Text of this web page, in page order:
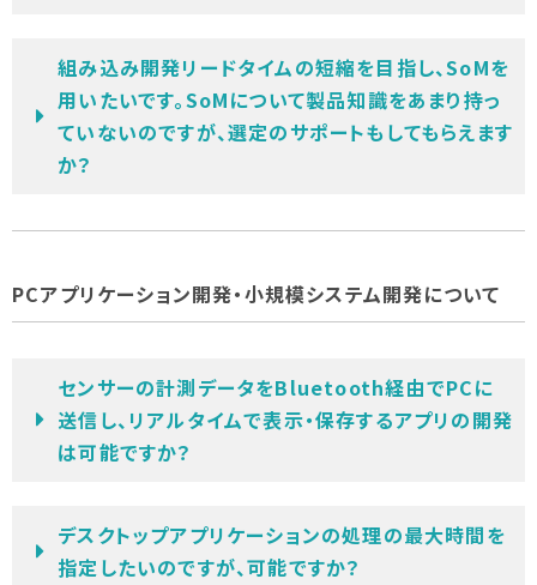
組み込み開発リードタイムの短縮を目指し、SoMを
用いたいです。SoMについて製品知識をあまり持っ
ていないのですが、選定のサポートもしてもらえます
か？
PCアプリケーション開発・小規模システム開発について
センサーの計測データをBluetooth経由でPCに
送信し、リアルタイムで表示・保存するアプリの開発
は可能ですか？
デスクトップアプリケーションの処理の最大時間を
指定したいのですが、可能ですか？